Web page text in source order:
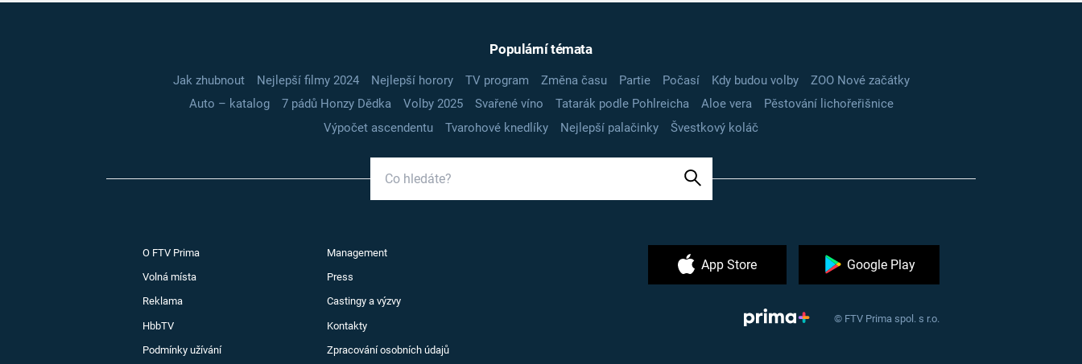
Populární témata
Jak zhubnout Nejlepší filmy 2024 Nejlepší horory TV program Změna času Partie Počasí Kdy budou volby
ZOO Nové začátky
Auto – katalog
7 pádů Honzy Dědka Volby 2025 Svařené víno Tatarák podle Pohlreicha Aloe vera
Pěstování lichořeřišnice
Výpočet ascendentu
Tvarohové knedlíky Nejlepší palačinky Švestkový koláč
O FTV Prima Management
Volná místa Press
Reklama Castingy a výzvy
HbbTV Kontakty
Podmínky užívání Zpracování osobních údajů
App Store Google Play
© FTV Prima spol. s r.o.